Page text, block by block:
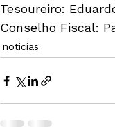
Tesoureiro:
Conselho Fiscal:
noticias